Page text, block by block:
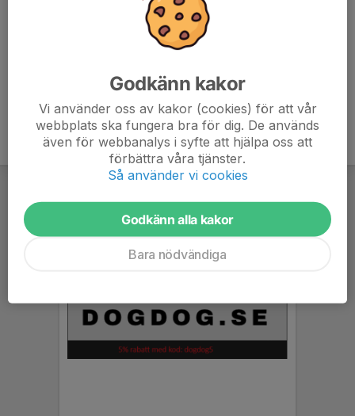
Godkänn kakor
Vi använder oss av kakor (cookies) för att vår
webbplats ska fungera bra för dig. De används
även för webbanalys i syfte att hjälpa oss att
förbättra våra tjänster.
Så använder vi cookies
Godkänn alla kakor
Bara nödvändiga